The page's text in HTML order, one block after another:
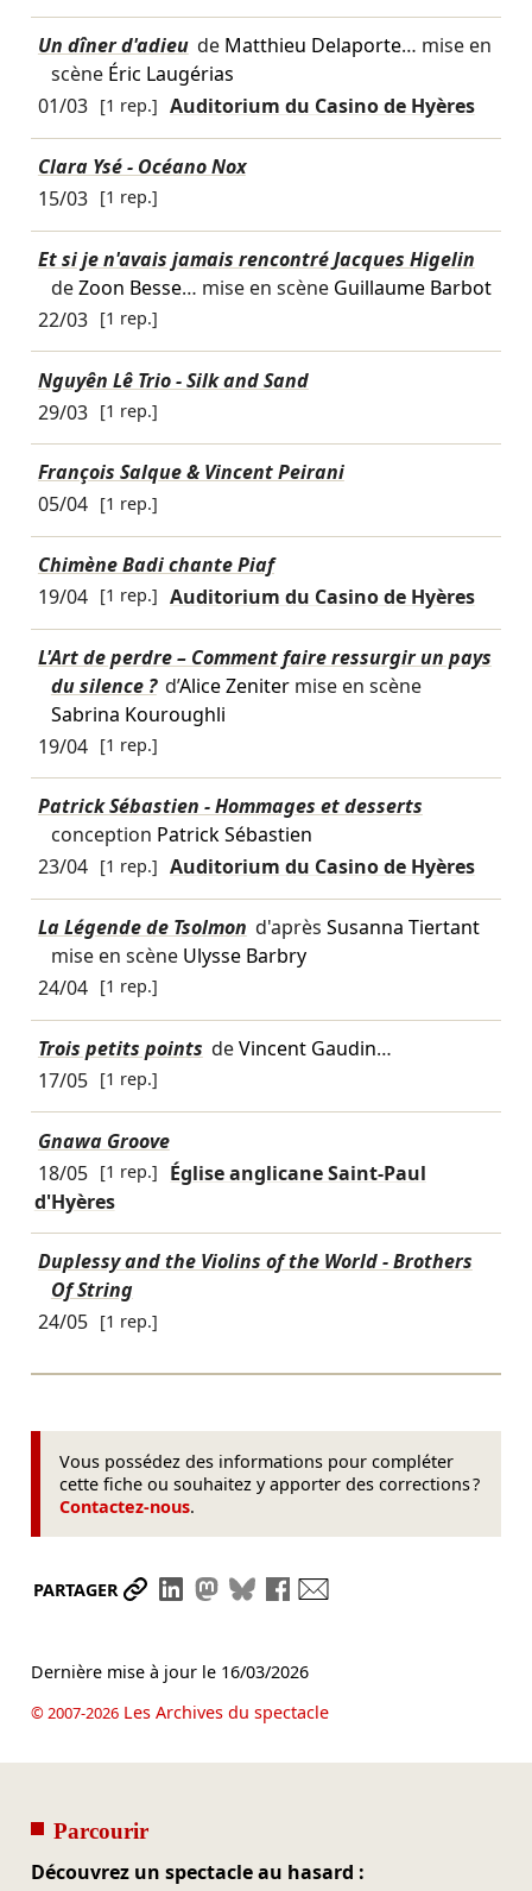
Un dîner d'adieu de Matthieu Delaporte… mise en
scène Éric Laugérias
01/03 [1 rep.] Auditorium du Casino de Hyères
Clara Ysé - Océano Nox
15/03 [1 rep.]
Et si je n'avais jamais rencontré Jacques Higelin
deZoon Besse… mise en scène Guillaume Barbot
22/03 [1 rep.]
Nguyên Lê Trio - Silk and Sand
29/03 [1 rep.]
François Salque & Vincent Peirani
05/04 [1 rep.]
Chimène Badi chante Piaf
19/04 [1 rep.] Auditorium du Casino de Hyères
L'Art de perdre – Comment faire ressurgir un pays
du silence ? d’Alice Zenitermise en scène
Sabrina Kouroughli
19/04 [1 rep.]
Patrick Sébastien - Hommages et desserts
conception Patrick Sébastien
23/04 [1 rep.] Auditorium du Casino de Hyères
La Légende de Tsolmon d'après Susanna Tiertant
mise en scène Ulysse Barbry
24/04 [1 rep.]
Trois petits points deVincent Gaudin…
17/05 [1 rep.]
Gnawa Groove
18/05 [1 rep.]
Église anglicane Saint-Paul
d'Hyères
Duplessy and the Violins of the World - Brothers
Of String
24/05 [1 rep.]
Vous possédez des informations pour compléter
cette fiche ou souhaitez y apporter des corrections ?
Contactez-nous.
PARTAGER Partager le lien
Partager sur LinkedIn
Partager sur Mastodon
Partager sur Bluesky
Partager sur Facebook
Dernière mise à jour le 16/03/2026
© 2007-2026Les Archives du spectacle
Parcourir
Découvrez un spectacle au hasard :